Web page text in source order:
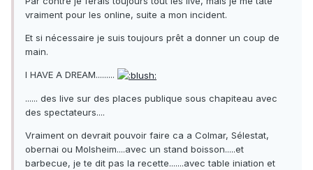
vraiment pour les online, suite a mon incident.
Et si nécessaire je suis toujours prêt a donner un coup de
main.
I HAVE A DREAM.........
...... des live sur des places publique sous chapiteau avec
des spectateurs....
Vraiment on devrait pouvoir faire ca a Colmar, Sélestat,
obernai ou Molsheim....avec un stand boisson.....et
barbecue, je te dit pas la recette.......avec table iniation et